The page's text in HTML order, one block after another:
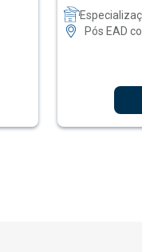
Pós EAD